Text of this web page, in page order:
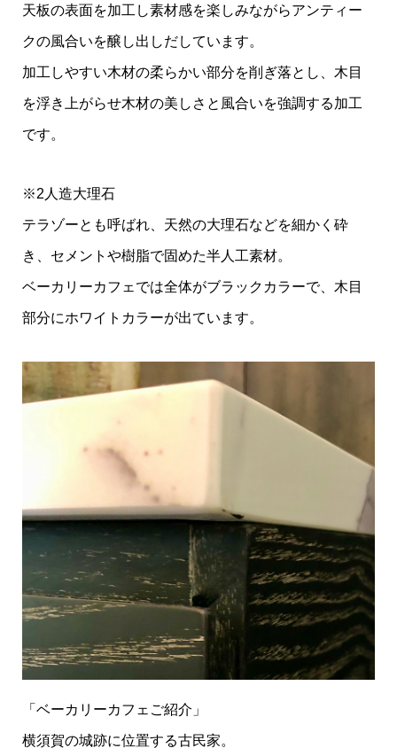
天板の表面を加工し素材感を楽しみながらアンティー
クの風合いを醸し出しだしています。
加工しやすい木材の柔らかい部分を削ぎ落とし、木目
を浮き上がらせ木材の美しさと風合いを強調する加工
です。
※2人造大理石
テラゾーとも呼ばれ、天然の大理石などを細かく砕
き、セメントや樹脂で固めた半人工素材。
ベーカリーカフェでは全体がブラックカラーで、木目
部分にホワイトカラーが出ています。
「ベーカリーカフェご紹介」
横須賀の城跡に位置する古民家。